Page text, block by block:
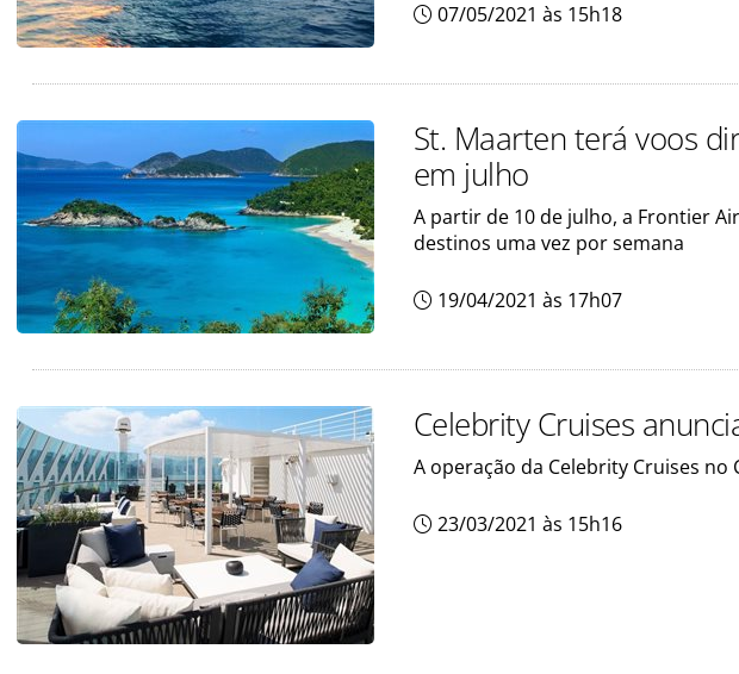
07/05/2021 às 15h18
St. Maarten terá voos
em julho
A partir de 10 de julho, a Frontier
destinos uma vez por semana
19/04/2021 às 17h07
Celebrity Cruises
A operação da Celebrity Cruises
23/03/2021 às 15h16